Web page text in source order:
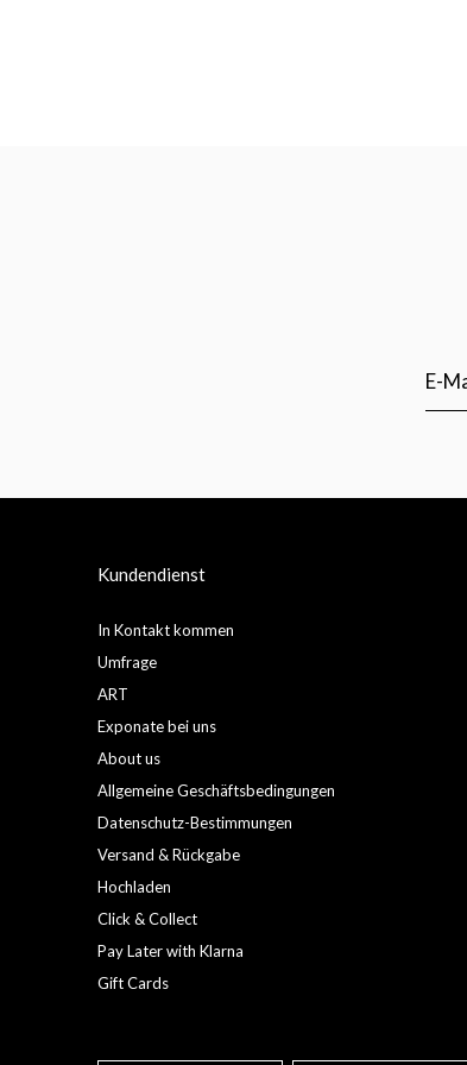
Kundendienst
In Kontakt kommen
Umfrage
ART
Exponate bei uns
About us
Allgemeine Geschäftsbedingungen
Datenschutz-Bestimmungen
Versand & Rückgabe
Hochladen
Click & Collect
Pay Later with Klarna
Gift Cards